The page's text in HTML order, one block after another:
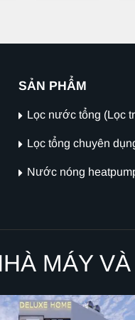
SẢN PHẨM
Lọc nước tổng (Lọc
Lọc tổng chuyên
Nước nóng
MÁY